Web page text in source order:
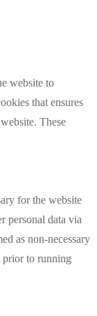
website to
that ensures
These
for the website
personal data via
as non-necessary
prior to running